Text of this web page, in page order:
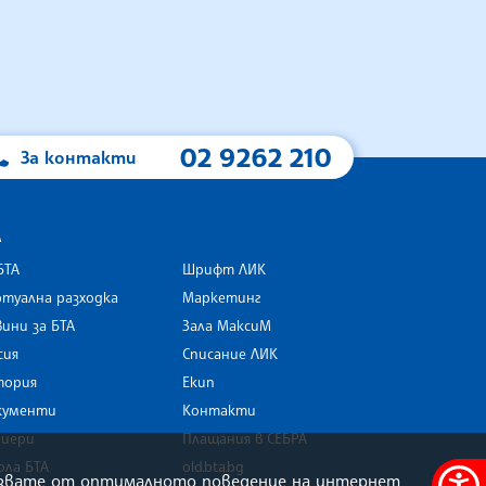
За контакти 02 9262 210
разходка
за БТА
БТА
Шрифт ЛИК
Маркетинг
Зала МаксиМ
Списание ЛИК
Екип
Контакти
Плащания в СЕБРА
old.bta.bg
от оптималното поведение на интернет